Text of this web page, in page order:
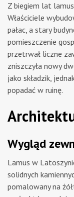
Z biegiem lat
Właściciele
pałac, a stary
pomieszczenie
przetrwał liczne
zniszczyła nowy
jako składzik,
popadać w ruinę.
Wygląd
Lamus w
solidnych
pomalowany na